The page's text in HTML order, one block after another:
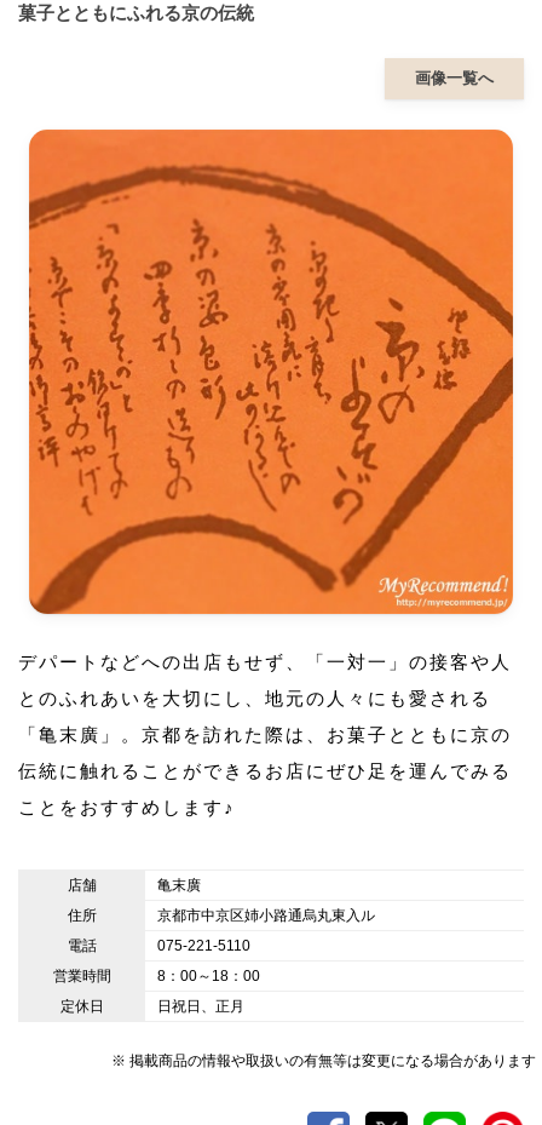
菓子とともにふれる京の伝統
画像一覧へ
デパートなどへの出店もせず、「一対一」の接客や人
とのふれあいを大切にし、地元の人々にも愛される
「亀末廣」。京都を訪れた際は、お菓子とともに京の
伝統に触れることができるお店にぜひ足を運んでみる
ことをおすすめします♪
店舗
亀末廣
住所
京都市中京区姉小路通烏丸東入ル
電話
075-221-5110
営業時間
8：00～18：00
定休日
日祝日、正月
※ 掲載商品の情報や取扱いの有無等は変更になる場合があります